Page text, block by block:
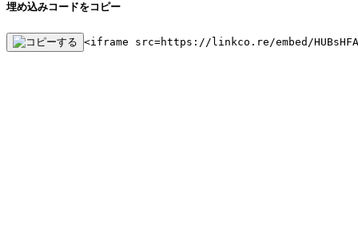
埋め込みコードをコピー
<iframe src=https://linkco.re/embed/